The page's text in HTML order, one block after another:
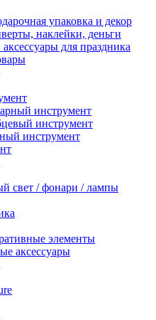
упаковка и декор
наклейки, деньги
для праздника
инструмент
инструмент
инструмент
свет / фонари / лампы
элементы
аксессуары